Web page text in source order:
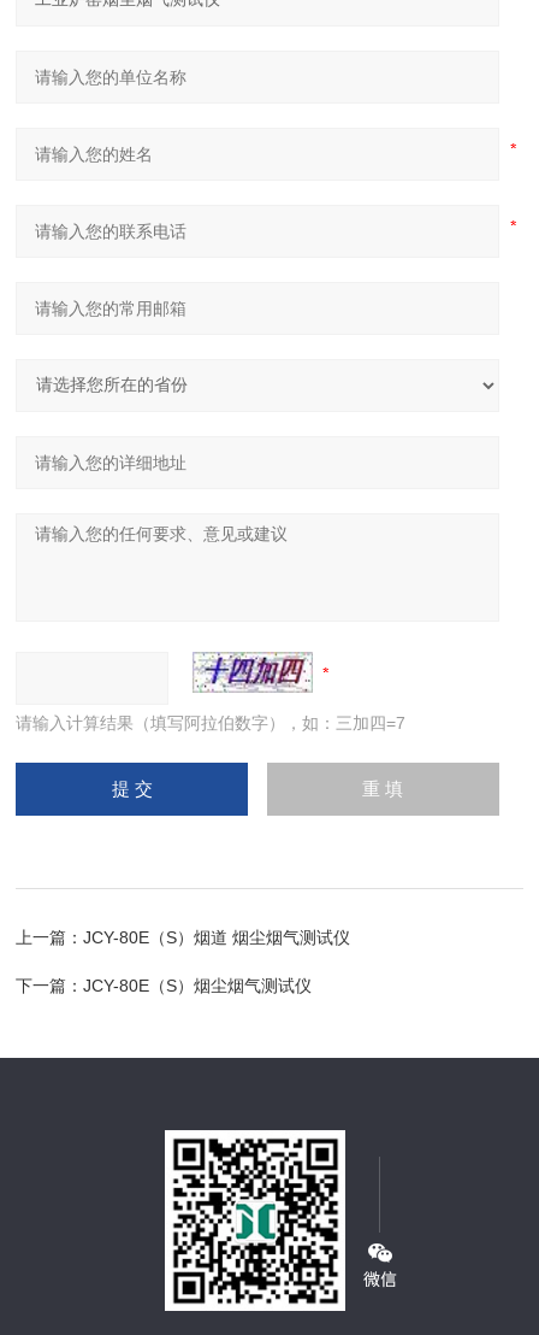
请输入计算结果（填写阿拉伯数字），如：三加四=7
上一篇：JCY-80E（S）烟道 烟尘烟气测试仪
下一篇：JCY-80E（S）烟尘烟气测试仪